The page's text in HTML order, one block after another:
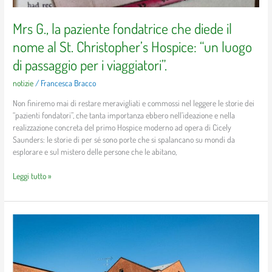
Mrs G., la paziente fondatrice che diede il
nome al St. Christopher’s Hospice: “un luogo
di passaggio per i viaggiatori”.
notizie / Francesca Bracco
Non finiremo mai di restare meravigliati e commossi nel leggere le storie dei
“pazienti fondatori”, che tanta importanza ebbero nell’ideazione e nella
realizzazione concreta del primo Hospice moderno ad opera di Cicely
Saunders: le storie di per sé sono porte che si spalancano su mondi da
esplorare e sul mistero delle persone che le abitano,
Leggi tutto »
San